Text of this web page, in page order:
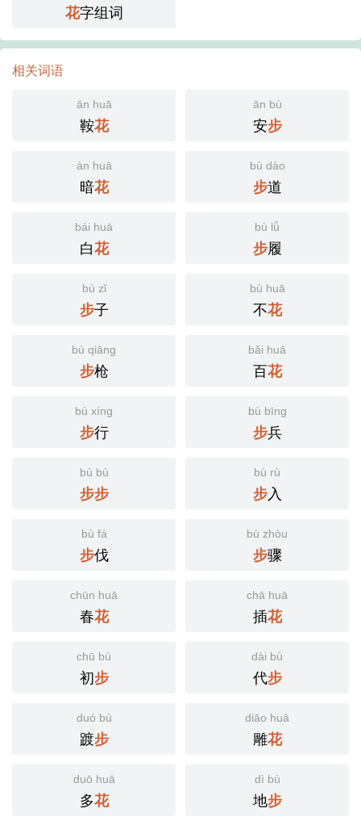
花字组词
相关词语
ān huā
鞍花
ān bù
安步
àn huā
暗花
bù dào
步道
bái huā
白花
bù lǚ
步履
bù zǐ
步子
bù huā
不花
bù qiāng
步枪
bǎi huā
百花
bù xíng
步行
bù bīng
步兵
bù bù
步步
bù rù
步入
bù fá
步伐
bù zhòu
步骤
chūn huā
春花
chā huā
插花
chū bù
初步
dài bù
代步
duó bù
踱步
diāo huā
雕花
duō huā
多花
dì bù
地步